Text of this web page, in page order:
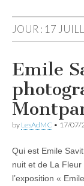
JOUR : 17
Emile
by LesAdMC • 17/07/
Qui est Emile
nuit et de La Fleur
l’exposition «